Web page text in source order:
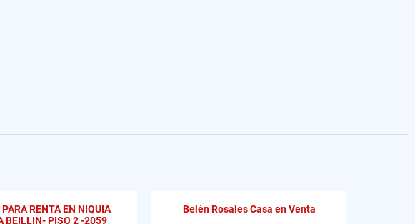
RENTA EN NIQUIA
BEILLIN- PISO 2 -2059
Belén Rosales Casa en Venta